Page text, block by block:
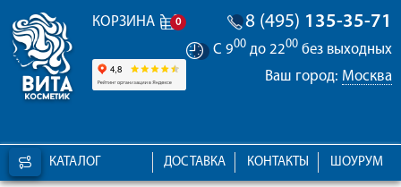
КОРЗИНА 0 8 (495) 135-35-71
С 900 до 2200 без выходных
Ваш город: Москва
КАТАЛОГ ШОУРУМ
КОНТАКТЫ
ДОСТАВКА